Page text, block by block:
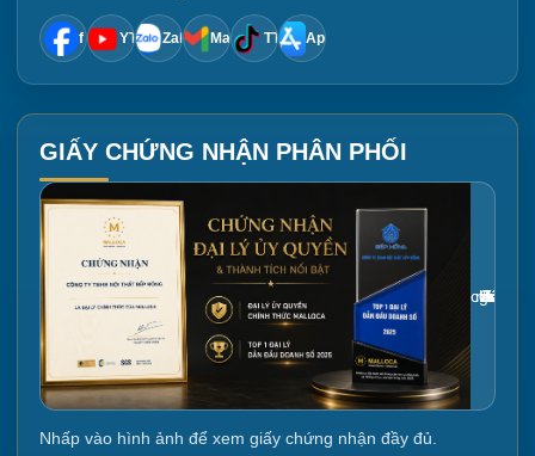
f YT Zalo Mail TT App
GIẤY CHỨNG NHẬN PHÂN PHỐI
Gắn link ảnh giấy chứng nhận tại đây
Nhấp vào hình ảnh để xem giấy chứng nhận đầy đủ.